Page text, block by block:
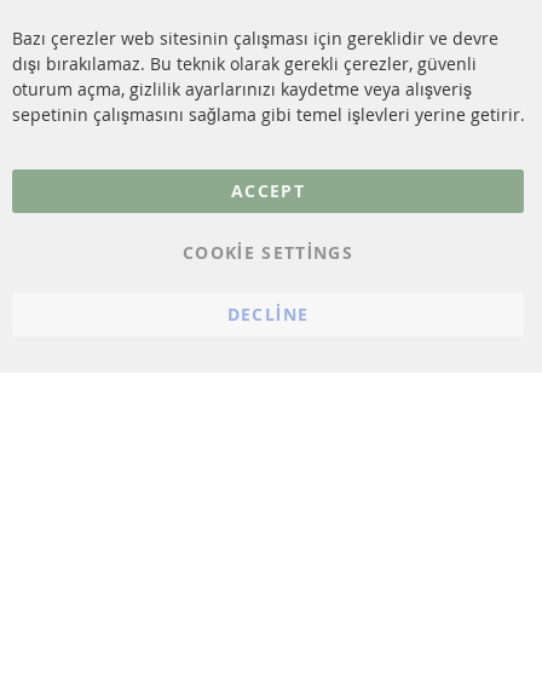
SSS
Daha fazla link
Veri koruma
Genel Çalışma Koşulları
Bazı çerezler web sitesinin çalışması için gereklidir ve devre
dışı bırakılamaz. Bu teknik olarak gerekli çerezler, güvenli
oturum açma, gizlilik ayarlarınızı kaydetme veya alışveriş
sepetinin çalışmasını sağlama gibi temel işlevleri yerine getirir.
ACCEPT
COOKIE SETTINGS
DECLINE